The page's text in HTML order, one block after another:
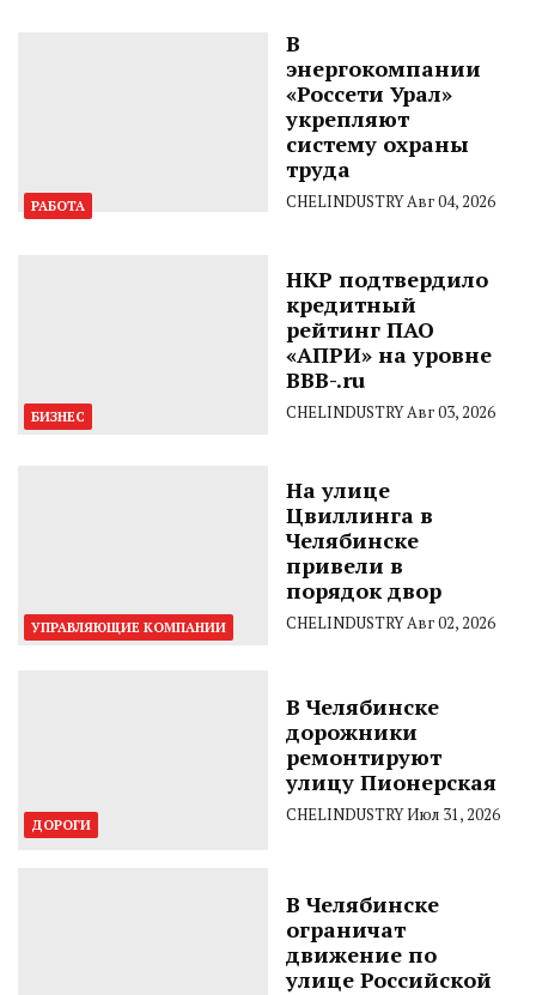
РАБОТА
В
энергокомпании
«Россети Урал»
укрепляют
систему охраны
труда
CHELINDUSTRYАвг 04, 2026
БИЗНЕС
НКР подтвердило
кредитный
рейтинг ПАО
«АПРИ» на уровне
BBB-.ru
CHELINDUSTRYАвг 03, 2026
УПРАВЛЯЮЩИЕ КОМПАНИИ
На улице
Цвиллинга в
Челябинске
привели в
порядок двор
CHELINDUSTRYАвг 02, 2026
ДОРОГИ
В Челябинске
дорожники
ремонтируют
улицу Пионерская
CHELINDUSTRYИюл 31, 2026
В Челябинске
ограничат
движение по
улице Российской